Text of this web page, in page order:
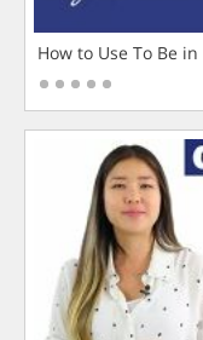
How to Use To Be